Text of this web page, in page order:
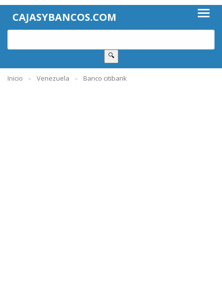
CAJASYBANCOS.COM
🔍
Inicio Venezuela Banco citibank